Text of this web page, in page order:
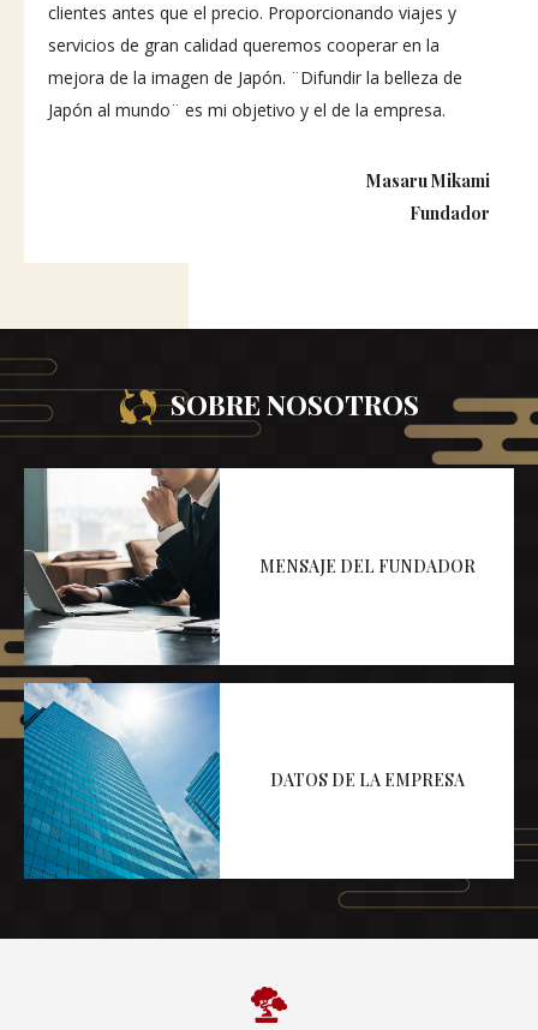
clientes antes que el precio. Proporcionando viajes y
servicios de gran calidad queremos cooperar en la
mejora de la imagen de Japón. ¨Difundir la belleza de
Japón al mundo¨ es mi objetivo y el de la empresa.
Masaru Mikami
Fundador
SOBRE NOSOTROS
MENSAJE DEL FUNDADOR
DATOS DE LA EMPRESA